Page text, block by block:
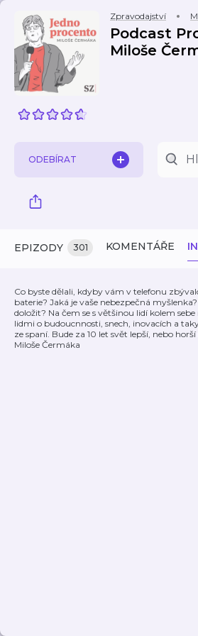
Zpravodajství
Podcast
Miloše
ODEBÍRAT
EPIZODY 301 KOMENTÁŘE
Co byste dělali, kdyby vám v telefonu
baterie? Jaká je vaše nebezpečná
doložit? Na čem se s většinou lidí kolem
lidmi o budoucnnosti, snech, inovacích a
ze spaní. Bude za 10 let svět lepší, nebo
Miloše Čermáka